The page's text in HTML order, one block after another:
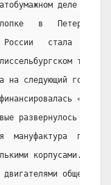
деле
в
стала
на следующий год
развернулось
мануфактура
корпусами.
двигателями общей